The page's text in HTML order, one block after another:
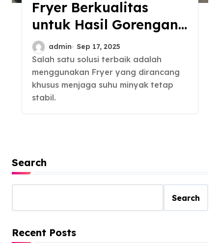
Fryer Berkualitas
untuk Hasil Gorengan
Renyah dan Merata
admin Sep 17, 2025
Salah satu solusi terbaik adalah
menggunakan Fryer yang dirancang
khusus menjaga suhu minyak tetap
stabil.
Search
Search
Recent Posts